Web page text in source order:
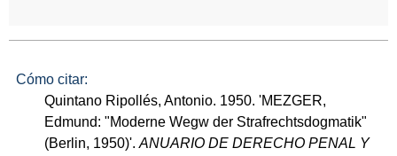
Cómo citar:
Quintano Ripollés, Antonio. 1950. 'MEZGER,
Edmund: "Moderne Wegw der Strafrechtsdogmatik"
(Berlin, 1950)'.ANUARIO DE DERECHO PENAL Y